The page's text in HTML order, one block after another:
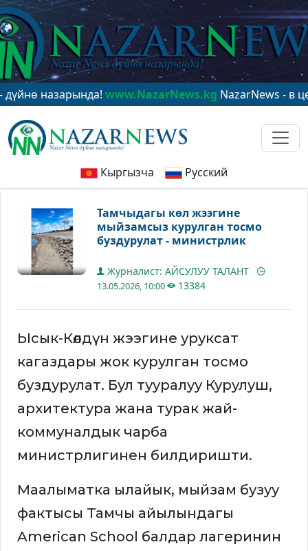
www.NazarNews.kgNazarNews - в центре
Кыргызча Русский
Тамчыдагы көл жээгине
мыйзамсыз курулган тосмо
буздурулат - министрлик
Журналист: АЙСУЛУУ ТАЛАНТ
13.05.2026, 10:00 13384
Ысык-Көлдүн жээгине уруксат
кагаздары жок курулган тосмо
буздурулат. Бул тууралуу Курулуш,
архитектура жана турак жай-
коммуналдык чарба
министрлигинен билдиришти.
Маалыматка ылайык, мыйзам бузуу
фактысы Тамчы айылындагы
American School балдар лагеринин